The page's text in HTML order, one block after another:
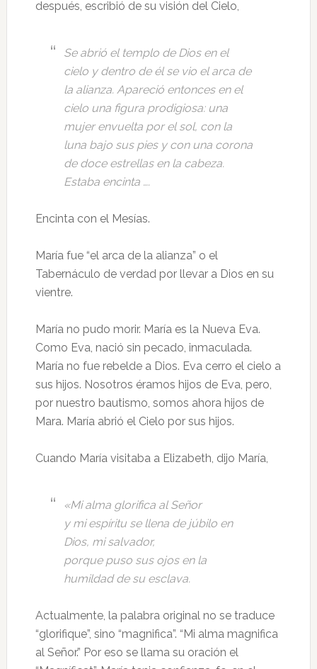
después, escribió de su visión del Cielo,
Se abrió el templo de Dios en el
cielo y dentro de él se vio el arca de
la alianza. Apareció entonces en el
cielo una figura prodigiosa: una
mujer envuelta por el sol, con la
luna bajo sus pies y con una corona
de doce estrellas en la cabeza.
Estaba encinta ….
Encinta con el Mesías.
María fue “el arca de la alianza” o el
Tabernáculo de verdad por llevar a Dios en su
vientre.
María no pudo morir. María es la Nueva Eva.
Como Eva, nació sin pecado, inmaculada.
María no fue rebelde a Dios. Eva cerro el cielo a
sus hijos. Nosotros éramos hijos de Eva, pero,
por nuestro bautismo, somos ahora hijos de
Mara. María abrió el Cielo por sus hijos.
Cuando María visitaba a Elizabeth, dijo María,
«Mi alma glorifica al Señor
y mi espíritu se llena de júbilo en
Dios, mi salvador,
porque puso sus ojos en la
humildad de su esclava.
Actualmente, la palabra original no se traduce
“glorifique”, sino “magnifica”. “Mi alma magnifica
al Señor.” Por eso se llama su oración el